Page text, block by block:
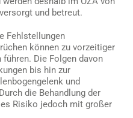
und betreut.
Fehlstellungen
können zu vorzeitiger
Die Folgen davon
bis hin zur
und
die Behandlung der
Risiko jedoch mit großer